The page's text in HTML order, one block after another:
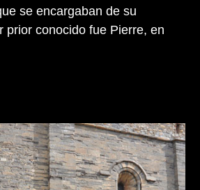
se encargaban de su
prior conocido fue Pierre, en